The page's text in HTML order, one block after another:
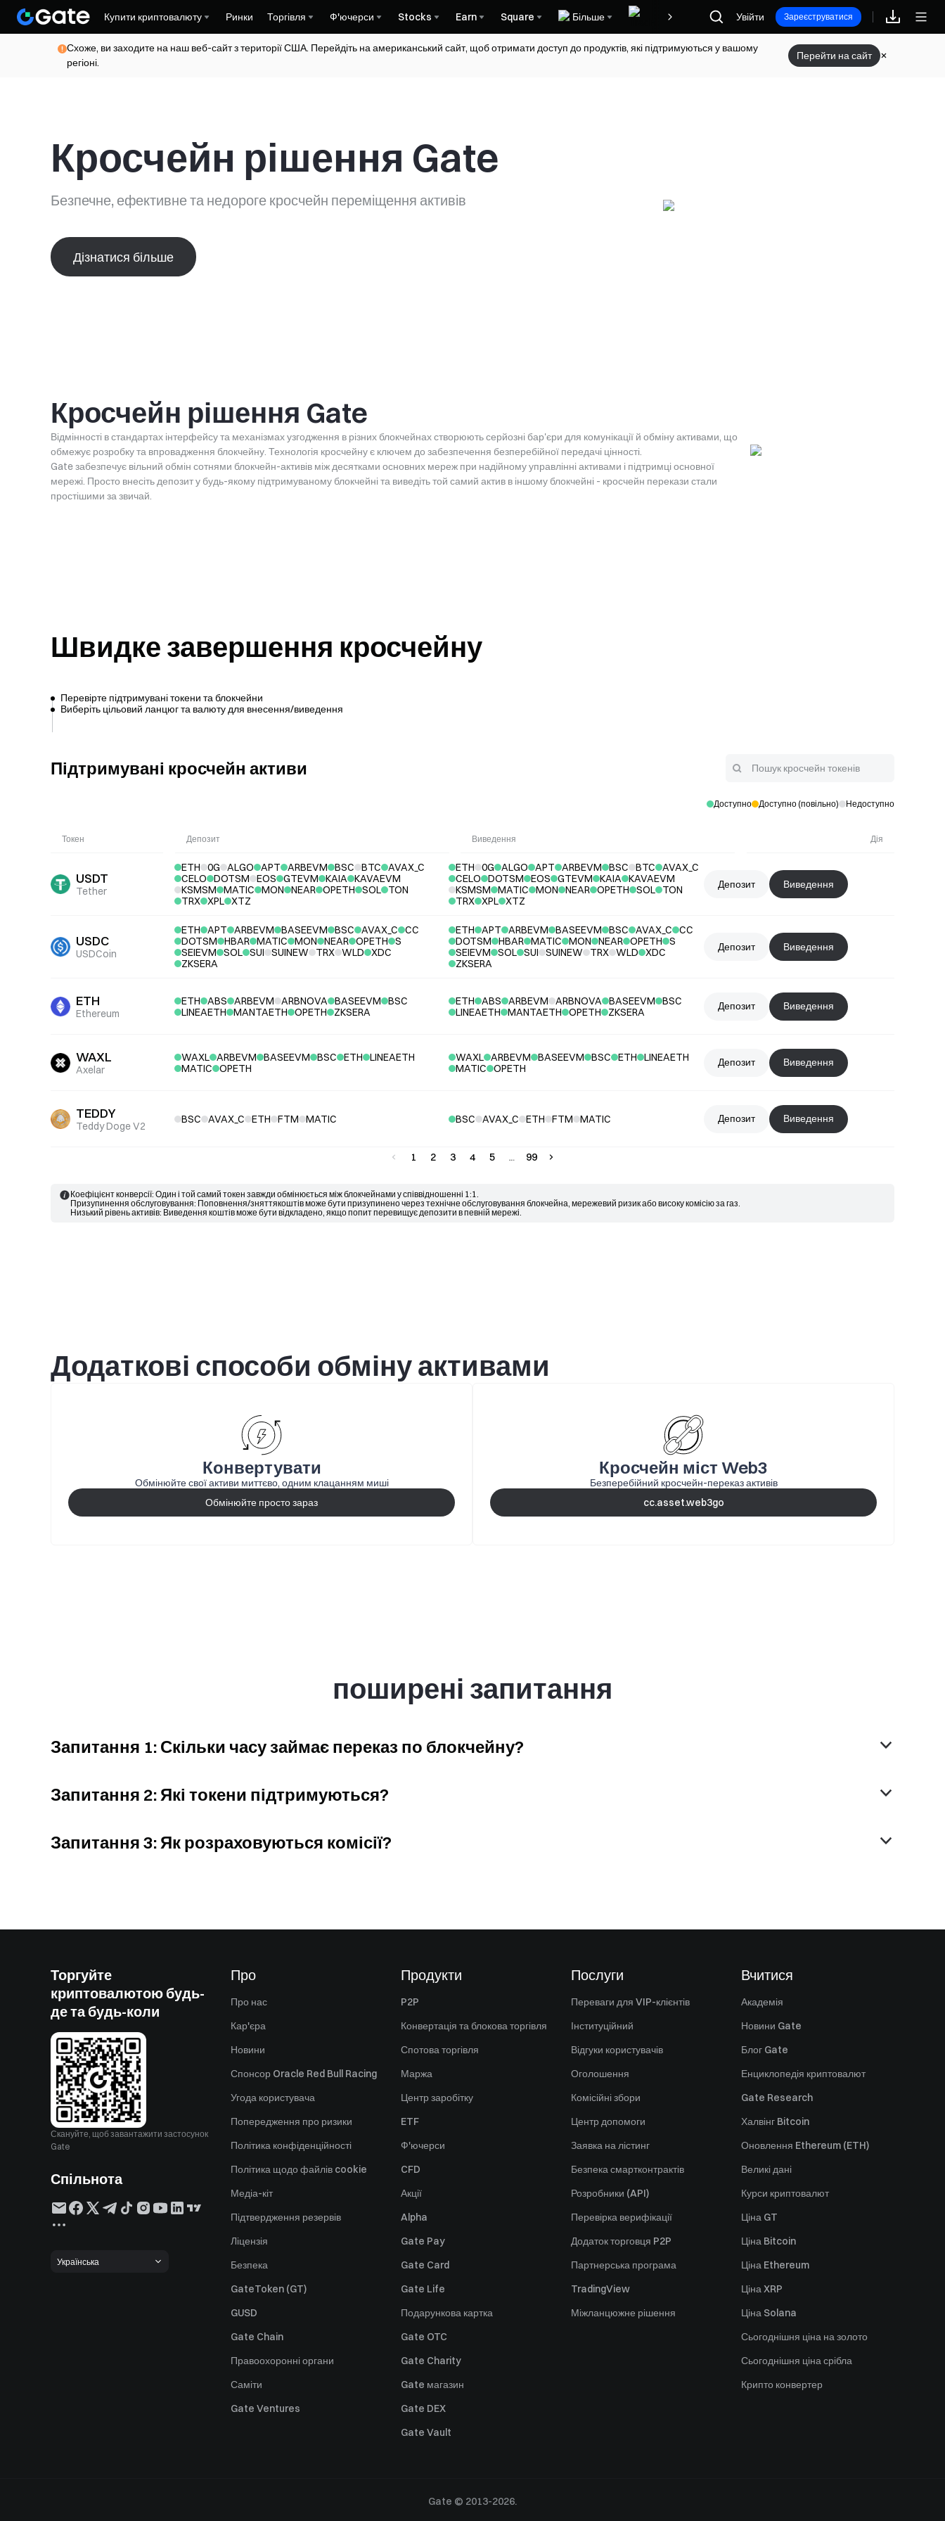
Купити криптовалюту Ринки Торгівля Ф'ючерси Stocks Earn Square Більше Винагороди
Увійти Зареєструватися
Схоже, ви заходите на наш веб-сайт з території США. Перейдіть на американський сайт, щоб отримати доступ до продуктів, які підтримуються у вашому
регіоні.
Перейти на сайт
Кросчейн рішення Gate
Безпечне, ефективне та недороге кросчейн переміщення активів
Дізнатися більше
Кросчейн рішення Gate
Відмінності в стандартах інтерфейсу та механізмах узгодження в різних блокчейнах створюють серйозні бар'єри для комунікації й обміну активами, що
обмежує розробку та впровадження блокчейну. Технологія кросчейну є ключем до забезпечення безперебійної передачі цінності.
Gate забезпечує вільний обмін сотнями блокчейн-активів між десятками основних мереж при надійному управлінні активами і підтримці основної
мережі. Просто внесіть депозит у будь-якому підтримуваному блокчейні та виведіть той самий актив в іншому блокчейні - кросчейн перекази стали
простішими за звичай.
Швидке завершення кросчейну
Перевірте підтримувані токени та блокчейни
Виберіть цільовий ланцюг та валюту для внесення/виведення
Підтримувані кросчейн активи
Доступно Доступно (повільно) Недоступно
Токен Депозит Виведення Дія
USDT
Tether
ETH 0G ALGO APT ARBEVM BSC BTC
AVAX_C
CELO
DOTSM EOS GTEVM KAIA
KAVAEVM
KSMSM
MATIC MON NEAR OPETH SOL
TON
TRX XPL XTZ
ETH 0G ALGO APT ARBEVM BSC BTC
AVAX_C
CELO
DOTSM EOS GTEVM KAIA
KAVAEVM
KSMSM
MATIC MON NEAR OPETH SOL
TON
TRX XPL XTZ
Депозит Виведення
USDC
USDCoin
ETH APT ARBEVM BASEEVM BSC AVAX_C
CC
DOTSM
HBAR MATIC MON NEAR OPETH
S
SEIEVM
SOL SUI SUINEW TRX WLD
XDC
ZKSERA
ETH APT ARBEVM BASEEVM BSC AVAX_C
CC
DOTSM
HBAR MATIC MON NEAR OPETH
S
SEIEVM
SOL SUI SUINEW TRX WLD
XDC
ZKSERA
Депозит Виведення
ETH
Ethereum
ETH ABS ARBEVM ARBNOVA BASEEVM
BSC
LINEAETH
MANTAETH OPETH ZKSERA
ETH ABS ARBEVM ARBNOVA BASEEVM
BSC
LINEAETH
MANTAETH OPETH ZKSERA Депозит Виведення
WAXL
Axelar
WAXL ARBEVM BASEEVM BSC ETH
LINEAETH
MATIC
OPETH
WAXL ARBEVM BASEEVM BSC ETH
LINEAETH
MATIC
OPETH Депозит Виведення
TEDDY
Teddy Doge V2
BSC AVAX_C ETH FTM MATIC BSC AVAX_C ETH FTM MATIC Депозит Виведення
1 2 3 4 5 99
Коефіцієнт конверсії: Один і той самий токен завжди обмінюється між блокчейнами у співвідношенні 1:1.
Призупинення обслуговування: Поповнення/зняттякоштів може бути призупинено через технічне обслуговування блокчейна, мережевий ризик або високу комісію за газ.
Низький рівень активів: Виведення коштів може бути відкладено, якщо попит перевищує депозити в певній мережі.
Додаткові способи обміну активами
Конвертувати
Обмінюйте свої активи миттєво, одним клацанням миші
Обмінюйте просто зараз
Кросчейн міст Web3
Безперебійний кросчейн-переказ активів
cc.asset.web3go
поширені запитання
Запитання 1: Скільки часу займає переказ по блокчейну?
Запитання 2: Які токени підтримуються?
Запитання 3: Як розраховуються комісії?
Торгуйте
криптовалютою будь-
де та будь-коли
Скануйте, щоб завантажити застосунок
Gate
Спільнота
Українська
Про
Про нас
Кар'єра
Новини
Спонсор Oracle Red Bull Racing
Угода користувача
Попередження про ризики
Політика конфіденційності
Політика щодо файлів cookie
Медіа-кіт
Підтвердження резервів
Ліцензія
Безпека
GateToken (GT)
GUSD
Gate Chain
Правоохоронні органи
Саміти
Gate Ventures
Продукти
P2P
Конвертація та блокова торгівля
Спотова торгівля
Маржа
Центр заробітку
ETF
Ф'ючерси
CFD
Акції
Alpha
Gate Pay
Gate Card
Gate Life
Подарункова картка
Gate OTC
Gate Charity
Gate магазин
Gate DEX
Gate Vault
Послуги
Переваги для VIP-клієнтів
Інституційний
Відгуки користувачів
Оголошення
Комісійні збори
Центр допомоги
Заявка на лістинг
Безпека смартконтрактів
Розробники (API)
Перевірка верифікації
Додаток торговця P2P
Партнерська програма
TradingView
Міжланцюжне рішення
Вчитися
Академія
Новини Gate
Блог Gate
Енциклопедія криптовалют
Gate Research
Халвінг Bitcoin
Оновлення Ethereum (ETH)
Великі дані
Курси криптовалют
Ціна GT
Ціна Bitcoin
Ціна Ethereum
Ціна XRP
Ціна Solana
Сьогоднішня ціна на золото
Сьогоднішня ціна срібла
Крипто конвертер
Gate © 2013-2026.